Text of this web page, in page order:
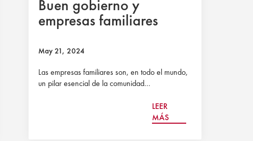
Buen gobierno y
empresas familiares
May 21, 2024
Las empresas familiares son, en todo el mundo,
un pilar esencial de la comunidad...
LEER
MÁS